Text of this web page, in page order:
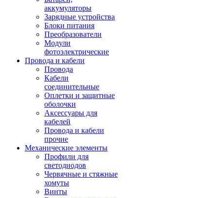
аккумуляторы
Зарядные устройства
Блоки питания
Преобразователи
Модули
фотоэлектрические
Провода и кабели
Провода
Кабели
соединительные
Оплетки и защитные
оболочки
Аксессуары для
кабелей
Провода и кабели
прочие
Механические элементы
Профили для
светодиодов
Червячные и стяжные
хомуты
Винты